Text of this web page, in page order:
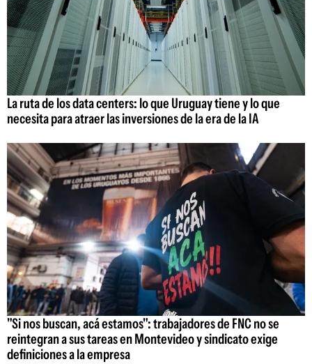
La ruta de los data centers: lo que Uruguay tiene y lo que
necesita para atraer las inversiones de la era de la IA
"Si nos buscan, acá estamos": trabajadores de FNC no se
reintegran a sus tareas en Montevideo y sindicato exige
definiciones a la empresa